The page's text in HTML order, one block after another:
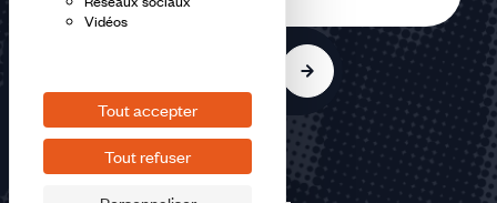
Vidéos
Tout accepter
Tout refuser